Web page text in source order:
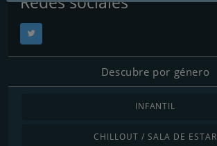
Descubre por género
INFANTIL
CHILLOUT / SALA DE ESTAR